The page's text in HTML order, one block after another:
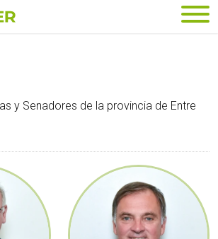
y Senadores de la provincia de Entre